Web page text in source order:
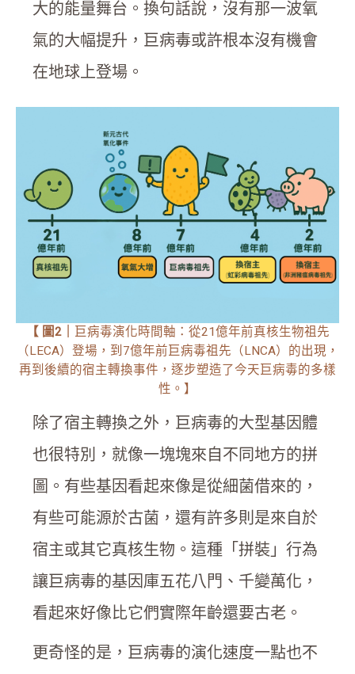
大的能量舞台。換句話說，沒有那一波氧
氣的大幅提升，巨病毒或許根本沒有機會
在地球上登場。
【 圖2｜ 巨病毒演化時間軸：從21億年前真核生物祖先
（LECA）登場，到7億年前巨病毒祖先（LNCA）的出現，
再到後續的宿主轉換事件，逐步塑造了今天巨病毒的多樣
性。】
除了宿主轉換之外，巨病毒的大型基因體
也很特別，就像一塊塊來自不同地方的拼
圖。有些基因看起來像是從細菌借來的，
有些可能源於古菌，還有許多則是來自於
宿主或其它真核生物。這種「拼裝」行為
讓巨病毒的基因庫五花八門、千變萬化，
看起來好像比它們實際年齡還要古老。
更奇怪的是，巨病毒的演化速度一點也不